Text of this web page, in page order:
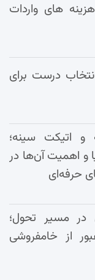
های واردات
درست برای
و اتیکت سینه؛
و اهمیت آن‌ها در
حرفه‌ای
مسیر تحول؛
از خامفروشی